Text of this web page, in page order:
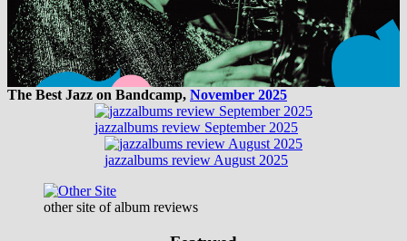
The Best Jazz on Bandcamp, November 2025
jazzalbums review September 2025
jazzalbums review August 2025
other site of album reviews